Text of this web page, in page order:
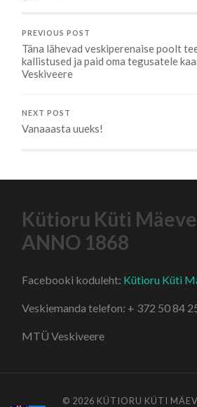
PREVIOUS POST
Täna lähevad veskiperenaise poolt
kallistused ja paid oma tegusatele
Veskiveere
NEXT POST
Vanaaasta uueks!
Kütioru Küti
ANNO 1868
Facebooki koduleht: Kütioru Küti
Veskiemanda telefon: + 372 50 84
MTÜ Veskiveere
© 2026 KÜTIORU KÜTI